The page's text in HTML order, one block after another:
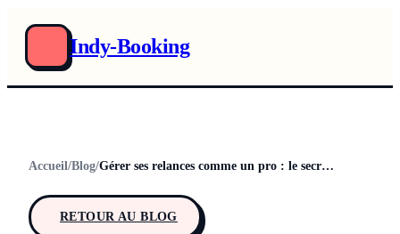
Indy-Booking
Accueil/Blog/ Gérer ses relances comme un pro : le secret des artistes qui tournent
RETOUR AU BLOG